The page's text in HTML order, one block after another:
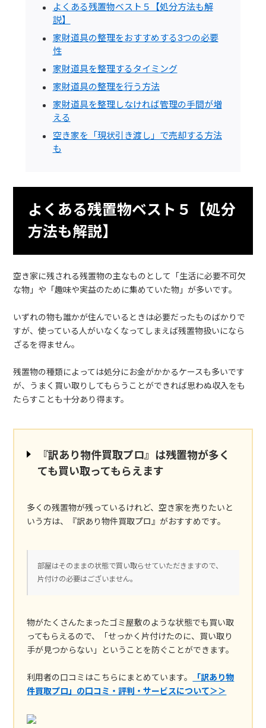
よくある残置物ベスト５【処分方法も解
説】
家財道具の整理をおすすめする3つの必要
性
家財道具を整理するタイミング
家財道具の整理を行う方法
家財道具を整理しなければ管理の手間が増
える
空き家を「現状引き渡し」で売却する方法
も
よくある残置物ベスト５【処分
方法も解説】
空き家に残される残置物の主なものとして「生活に必要不可欠
な物」や「趣味や実益のために集めていた物」が多いです。
いずれの物も誰かが住んでいるときは必要だったものばかりで
すが、使っている人がいなくなってしまえば残置物扱いになら
ざるを得ません。
残置物の種類によっては処分にお金がかかるケースも多いです
が、うまく買い取りしてもらうことができれば思わぬ収入をも
たらすことも十分あり得ます。
『訳あり物件買取プロ』は残置物が多く
ても買い取ってもらえます
多くの残置物が残っているけれど、空き家を売りたいと
いう方は、『訳あり物件買取プロ』がおすすめです。
部屋はそのままの状態で買い取らせていただきますので、
片付けの必要はございません。
物がたくさんたまったゴミ屋敷のような状態でも買い取
ってもらえるので、「せっかく片付けたのに、買い取り
手が見つからない」ということを防ぐことができます。
利用者の口コミはこちらにまとめています。
「訳あり物
件買取プロ」の口コミ・評判・サービスについて＞＞